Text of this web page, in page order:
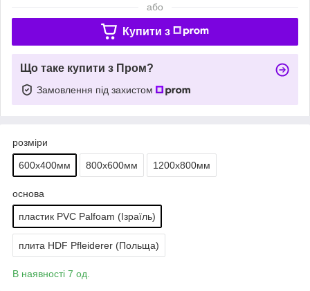
або
Купити з
Що таке купити з Пром?
Замовлення під захистом
розміри
600х400мм 800х600мм 1200х800мм
основа
пластик PVC Palfoam (Ізраїль)
плита HDF Pfleiderer (Польща)
В наявності 7 од.